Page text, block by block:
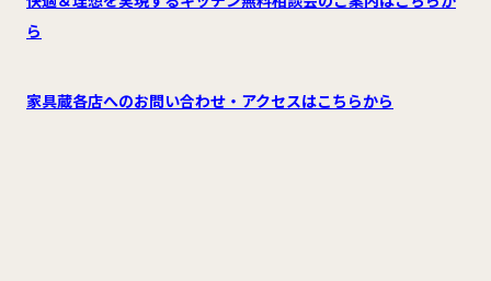
ら
家具蔵各店へのお問い合わせ・アクセスはこちらから